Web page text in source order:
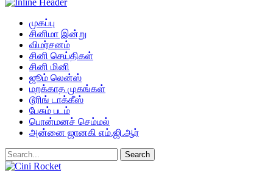
முகப்பு
சினிமா இன்று
விமர்சனம்
சினி செய்திகள்
சினி மினி
ஜூம் லென்ஸ்
மறக்காத முகங்கள்
டூரிங் டாக்கீஸ்
பேசும் படம்
பொன்மனச் செம்மல்
அன்னை ஜானகி எம்.ஜி.ஆர்